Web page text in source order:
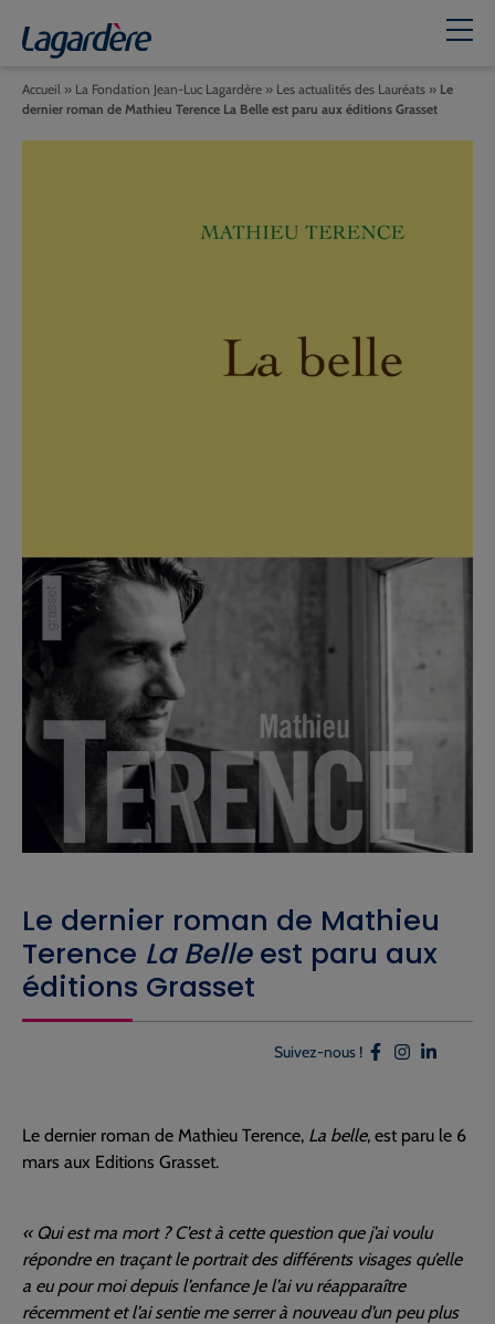
Le dernier roman de Mathieu
Terence La Belleest paru aux
éditions Grasset
Accueil » La Fondation Jean-Luc Lagardère » Les actualités des Lauréats » Le
dernier roman de Mathieu Terence La Belle est paru aux éditions Grasset
Suivez-nous !
Le dernier roman de Mathieu Terence, La belle, est paru le 6
mars aux Editions Grasset.
« Qui est ma mort ? C’est à cette question que j’ai voulu
répondre en traçant le portrait des différents visages qu’elle
a eu pour moi depuis l’enfance Je l’ai vu réapparaître
récemment et l’ai sentie me serrer à nouveau d’un peu plus